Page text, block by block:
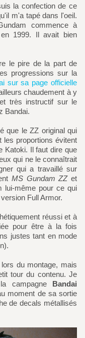
m'a tapé dans l'oeil.
commence à
1999. Il avait bien
le pire de la part de
progressions sur la
sur sa page officielle
chaudement à y
très instructif sur le
Bandai.
que le ZZ original qui
les proportions évitent
Katoki. Il faut dire que
qui ne le connaîtrait
qui a travaillé sur
MS Gundam ZZet
lui-même pour ce qui
Full Armor.
réussi et à
pour être à la fois
justes tant en mode
du montage, mais
tour du contenu. Je
campagne Bandai
moment de sa sortie
de decals métallisés